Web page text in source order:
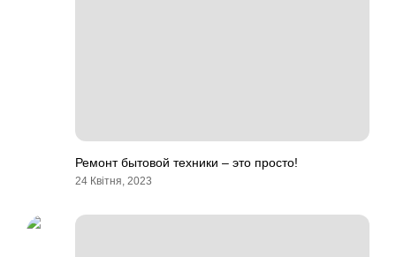
Ремонт бытовой техники – это просто!
24 Квітня, 2023